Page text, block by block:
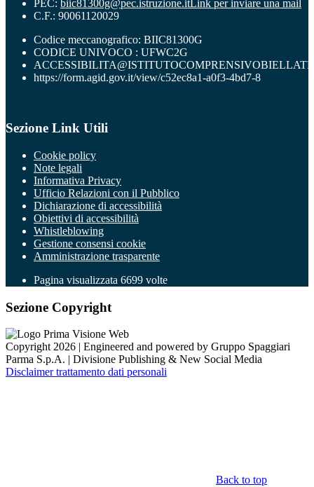
PEC: biic81300g@pec.istruzione.it Link per inviare una mail
C.F.: 90061120029
Codice meccanografico: BIIC81300G
CODICE UNIVOCO : UFWC2G
https://form.agid.gov.it/view/c52ec8a1-a0f3-4bd7-8
Sezione Link Utili
Cookie policy
Note legali
Informativa Privacy
Ufficio Relazioni con il Pubblico
Dichiarazione di accessibilità
Obiettivi di accessibilità
Whistleblowing
Gestione consensi cookie
Amministrazione trasparente
Pagina visualizzata 6699 volte
Sezione Copyright
Copyright 2026 | Engineered and powered by Gruppo Spaggiari
Parma S.p.A. | Divisione Publishing & New Social Media
Disclaimer trattamento dati personali
Back to top